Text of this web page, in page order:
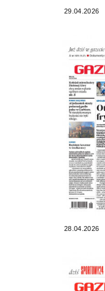
29.04.2026
28.04.2026